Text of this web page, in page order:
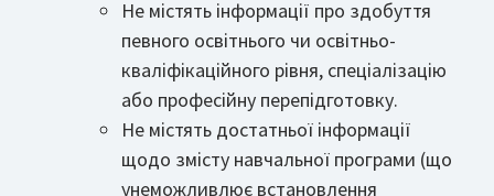
Не містять інформації про здобуття
певного освітнього чи освітньо-
кваліфікаційного рівня, спеціалізацію
або професійну перепідготовку.
Не містять достатньої інформації
щодо змісту навчальної програми (що
унеможливлює встановлення